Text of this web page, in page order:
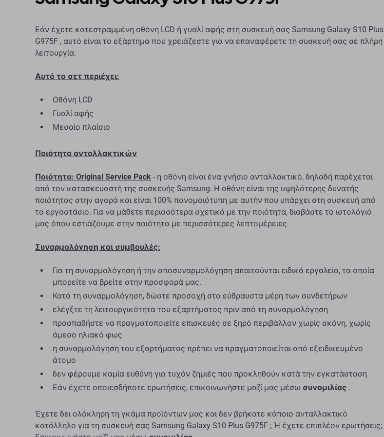
Εάν έχετε κατεστραμμένη οθόνη LCD ή γυαλί αφής στη συσκευή σας Samsung Galaxy S10 Plus
G975F , αυτό είναι το εξάρτημα που χρειάζεστε για να επαναφέρετε τη συσκευή σας σε πλήρη
λειτουργία.
Αυτό το σετ περιέχει:
Οθόνη LCD
Γυαλί αφής
Μεσαίο πλαίσιο
Ποιότητα ανταλλακτικών
Ποιότητα: Original Service Pack - η οθόνη είναι ένα γνήσιο ανταλλακτικό, δηλαδή παρέχεται
από τον κατασκευαστή της συσκευής Samsung. Η οθόνη είναι της υψηλότερης δυνατής
ποιότητας στην αγορά και είναι 100% πανομοιότυπη με αυτήν που υπάρχει στη συσκευή από
το εργοστάσιο. Για να μάθετε περισσότερα σχετικά με την ποιότητα, διαβάστε το ιστολόγιό
μας όπου εστιάζουμε στην ποιότητα με περισσότερες λεπτομέρειες.
Συναρμολόγηση και συμβουλές:
Για τη συναρμολόγηση ή την αποσυναρμολόγηση απαιτούνται ειδικά εργαλεία, τα οποία
μπορείτε να βρείτε στην προσφορά μας.
Κατά τη συναρμολόγηση, δώστε προσοχή στα εύθραυστα μέρη των συνδετήρων
ελέγξτε τη λειτουργικότητα του εξαρτήματος πριν από τη συναρμολόγηση
προσπαθήστε να πραγματοποιείτε επισκευές σε ξηρό περιβάλλον χωρίς σκόνη, χωρίς
άμεσο ηλιακό φως
η συναρμολόγηση του εξαρτήματος πρέπει να πραγματοποιείται από εξειδικευμένο
άτομο
δεν φέρουμε καμία ευθύνη για τυχόν ζημιές που προκληθούν κατά την εγκατάσταση
Εάν έχετε οποιεσδήποτε ερωτήσεις, επικοινωνήστε μαζί μας μέσω συνομιλίας .
Έχετε δει ολόκληρη τη γκάμα προϊόντων μας και δεν βρήκατε κάποιο ανταλλακτικό
κατάλληλο για τη συσκευή σας Samsung Galaxy S10 Plus G975F ; Ή έχετε επιπλέον ερωτήσεις;